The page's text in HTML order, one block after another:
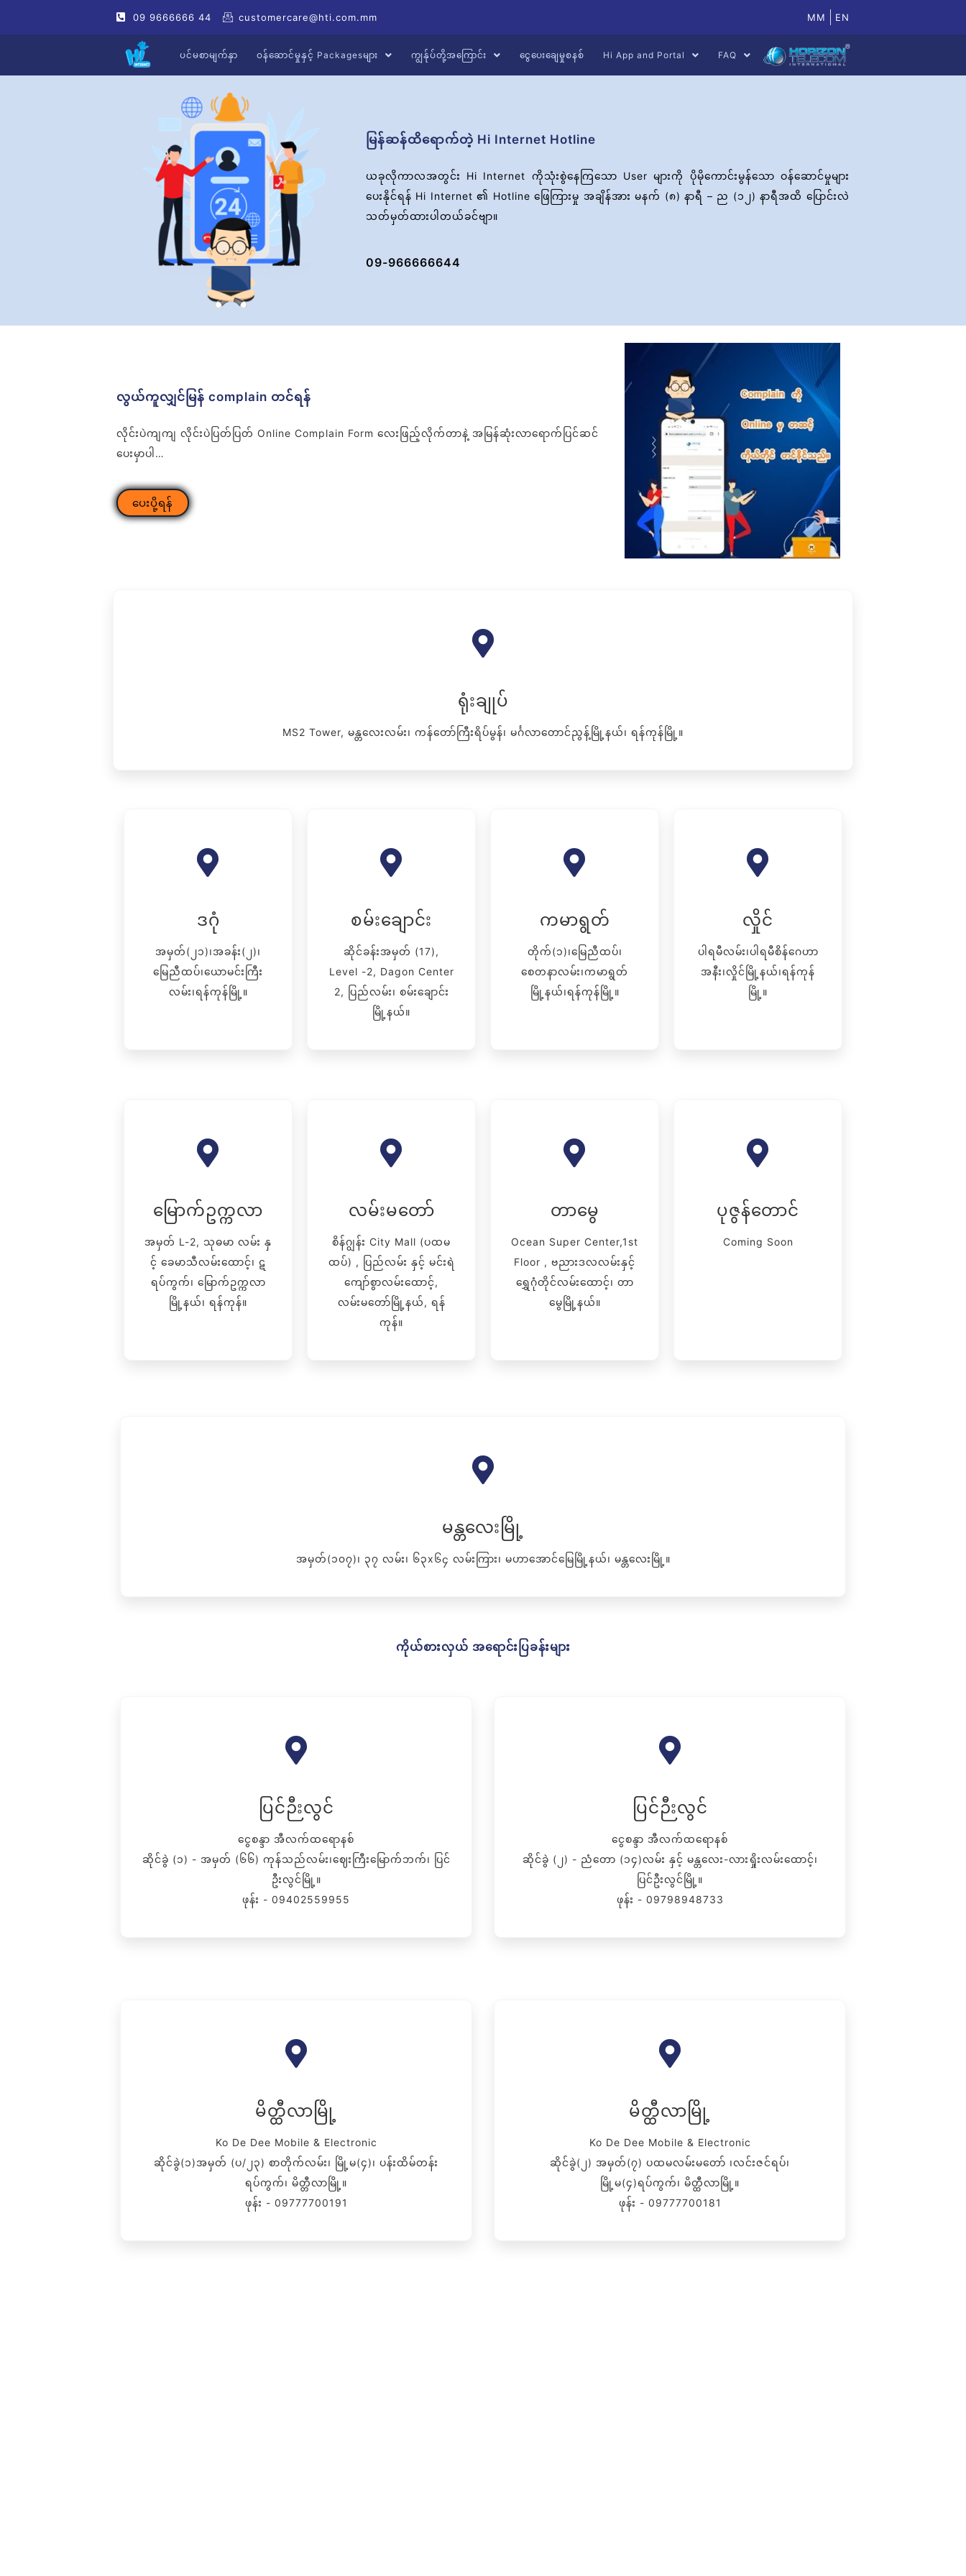
09 9666666 44 customercare@hti.com.mm MM EN
ပင်မစာမျက်နှာ ဝန်ဆောင်မှုနှင့် Packagesများ ကျွန်ုပ်တို့အကြောင်း ငွေပေးချေမှုစနစ် Hi App and Portal FAQ
မြန်ဆန်ထိရောက်တဲ့ Hi Internet Hotline
ယခုလိုကာလအတွင်း Hi Internet ကိုသုံးစွဲနေကြသော User များကို ပိုမိုကောင်းမွန်သော ဝန်ဆောင်မှုများ
ပေးနိုင်ရန် Hi Internet ၏ Hotline ဖြေကြားမှု အချိန်အား မနက် (၈) နာရီ – ည (၁၂) နာရီအထိ ပြောင်းလဲ
သတ်မှတ်ထားပါတယ်ခင်ဗျာ။
09-966666644
လွယ်ကူလျှင်မြန် complain တင်ရန်
လိုင်းပဲကျကျ လိုင်းပဲပြတ်ပြတ် Online Complain Form လေးဖြည့်လိုက်တာနဲ့ အမြန်ဆုံးလာရောက်ပြင်ဆင်
ပေးမှာပါ…
ပေးပို့ရန်
ရုံးချုပ်
MS2 Tower, မန္တလေးလမ်း၊ ကန်တော်ကြီးရိပ်မွန်၊ မင်္ဂလာတောင်ညွန့်မြို့နယ်၊ ရန်ကုန်မြို့။
ဒဂုံ
အမှတ်(၂၁)၊အခန်း(၂)၊
မြေညီထပ်၊ယောမင်းကြီး
လမ်း၊ရန်ကုန်မြို့။
စမ်းချောင်း
ဆိုင်ခန်းအမှတ် (17),
Level -2, Dagon Center
2, ပြည်လမ်း၊ စမ်းချောင်း
မြို့နယ်။
ကမာရွတ်
တိုက်(၁)၊မြေညီထပ်၊
စေတနာလမ်း၊ကမာရွတ်
မြို့နယ်၊ရန်ကုန်မြို့။
လှိုင်
ပါရမီလမ်း၊ပါရမီစိန်ဂေဟာ
အနီး၊လှိုင်မြို့နယ်၊ရန်ကုန်
မြို့။
မြောက်ဥက္ကလာ
အမှတ် L-2, သုဓမာ လမ်း နှ
င့် ခေမာသီလမ်းထောင့်၊ ဋ
ရပ်ကွက်၊ မြောက်ဥက္ကလာ
မြို့နယ်၊ ရန်ကုန်။
လမ်းမတော်
စိန်ဂျွန်း City Mall (ပထမ
ထပ်) , ပြည်လမ်း နှင့် မင်းရဲ
ကျော်စွာလမ်းထောင့်,
လမ်းမတော်မြို့နယ်, ရန်
ကုန်။
တာမွေ
Ocean Super Center,1st
Floor , ဗညားဒလလမ်းနှင့်
ရွှေဂုံတိုင်လမ်းထောင့်၊ တာ
မွေမြို့နယ်။
ပုဇွန်တောင်
Coming Soon
မန္တလေးမြို့
အမှတ်(၁၀၇)၊ ၃၇ လမ်း၊ ၆၃x၆၄ လမ်းကြား၊ မဟာအောင်မြေမြို့နယ်၊ မန္တလေးမြို့။
ကိုယ်စားလှယ် အရောင်းပြခန်းများ
ပြင်ဉီးလွင်
ငွေစန္ဒာ အီလက်ထရောနစ်
ဆိုင်ခွဲ (၁) - အမှတ် (၆၆) ကုန်သည်လမ်း၊ဈေးကြီးမြောက်ဘက်၊ ပြင်
ဦးလွင်မြို့။
ဖုန်း - 09402559955
ပြင်ဉီးလွင်
ငွေစန္ဒာ အီလက်ထရောနစ်
ဆိုင်ခွဲ (၂) - ညံတော (၁၄)လမ်း နှင့် မန္တလေး-လားရှိုးလမ်းထောင့်၊
ပြင်ဦးလွင်မြို့။
ဖုန်း - 09798948733
မိတ္ထီလာမြို့
Ko De Dee Mobile & Electronic
ဆိုင်ခွဲ(၁)အမှတ် (ပ/၂၃) စာတိုက်လမ်း၊ မြို့မ(၄)၊ ပန်းထိမ်တန်း
ရပ်ကွက်၊ မိတ္တီလာမြို့။
ဖုန်း - 09777700191
မိတ္ထီလာမြို့
Ko De Dee Mobile & Electronic
ဆိုင်ခွဲ(၂) အမှတ်(၇) ပထမလမ်းမတော် ၊လင်းဇင်ရပ်၊
မြို့မ(၄)ရပ်ကွက်၊ မိတ္ထီလာမြို့။
ဖုန်း - 09777700181